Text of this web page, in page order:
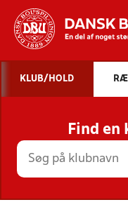
STILLINGER,
KLUB/HOLD
Find en